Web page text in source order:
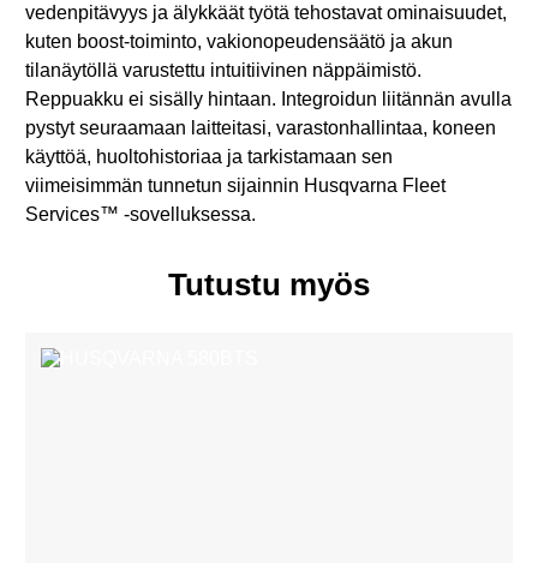
vedenpitävyys ja älykkäät työtä tehostavat ominaisuudet,
kuten boost-toiminto, vakionopeudensäätö ja akun
tilanäytöllä varustettu intuitiivinen näppäimistö.
Reppuakku ei sisälly hintaan. Integroidun liitännän avulla
pystyt seuraamaan laitteitasi, varastonhallintaa, koneen
käyttöä, huoltohistoriaa ja tarkistamaan sen
viimeisimmän tunnetun sijainnin Husqvarna Fleet
Services™ -sovelluksessa.
Tutustu myös